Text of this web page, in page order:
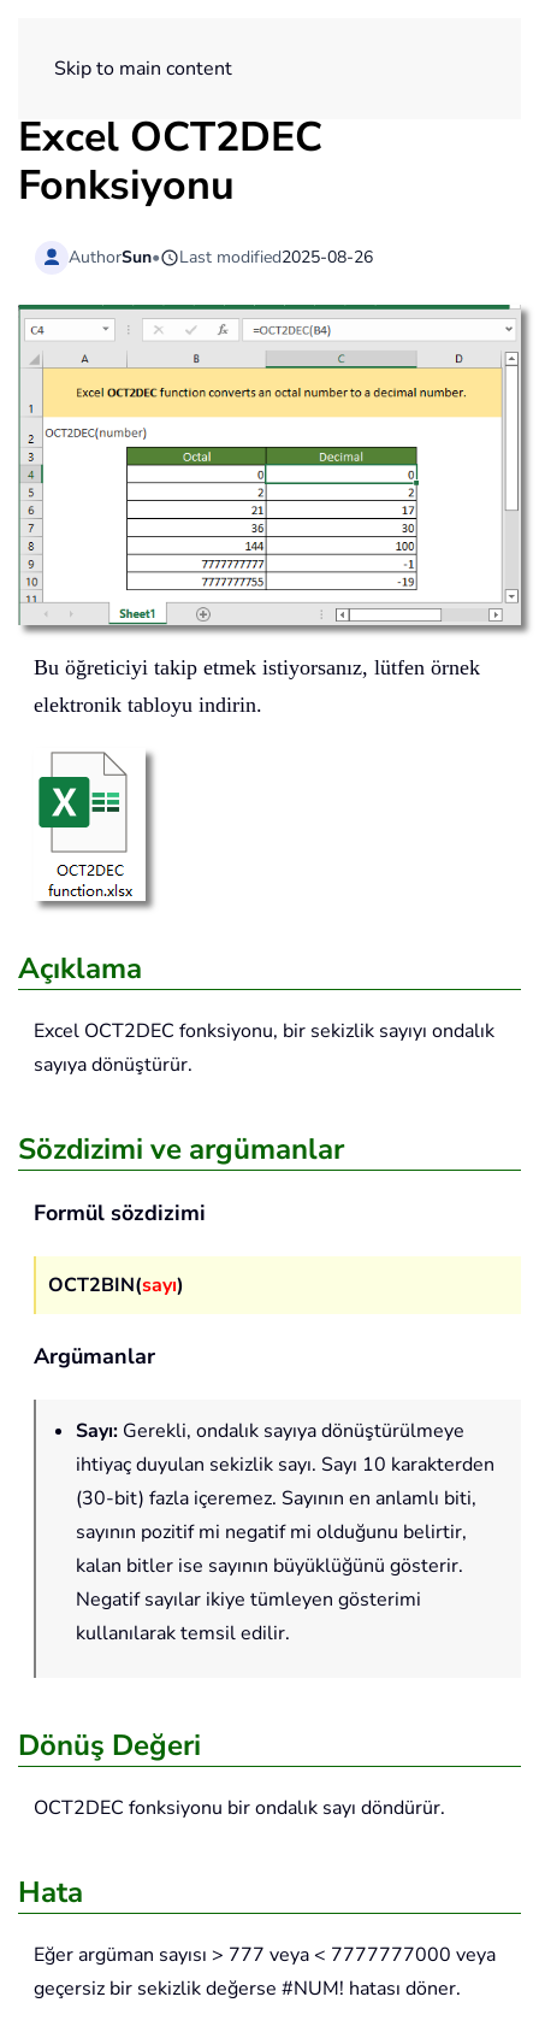
Skip to main content
Excel OCT2DEC
Fonksiyonu
AuthorSun• Last modified2025-08-26
Bu öğreticiyi takip etmek istiyorsanız, lütfen örnek
elektronik tabloyu indirin.
Açıklama
Excel OCT2DEC fonksiyonu, bir sekizlik sayıyı ondalık
sayıya dönüştürür.
Sözdizimi ve argümanlar
Formül sözdizimi
OCT2BIN(sayı)
Argümanlar
Sayı: Gerekli, ondalık sayıya dönüştürülmeye
ihtiyaç duyulan sekizlik sayı. Sayı 10 karakterden
(30-bit) fazla içeremez. Sayının en anlamlı biti,
sayının pozitif mi negatif mi olduğunu belirtir,
kalan bitler ise sayının büyüklüğünü gösterir.
Negatif sayılar ikiye tümleyen gösterimi
kullanılarak temsil edilir.
Dönüş Değeri
OCT2DEC fonksiyonu bir ondalık sayı döndürür.
Hata
Eğer argüman sayısı > 777 veya < 7777777000 veya
geçersiz bir sekizlik değerse #NUM! hatası döner.